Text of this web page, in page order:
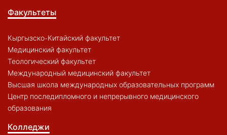
Факультеты
Кыргызско-Китайский факультет
Медицинский факультет
Теологический факультет
Международный медицинский факультет
Высшая школа международных образовательных программ
Центр последипломного и непрерывного медицинского
образования
Колледжи